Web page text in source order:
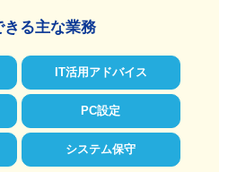
きる主な業務
IT活用アドバイス
PC設定
システム保守